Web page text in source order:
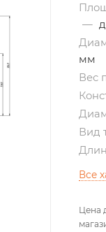
—
мм
Вес
Вид
Все
Цена